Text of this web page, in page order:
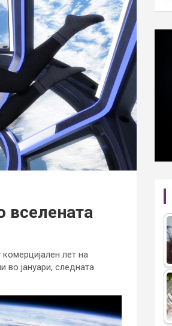
вселената
лет на
во јануари, следната